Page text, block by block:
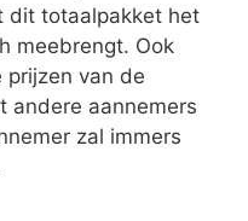
dit totaalpakket het
meebrengt. Ook
van de
andere aannemers
zal immers